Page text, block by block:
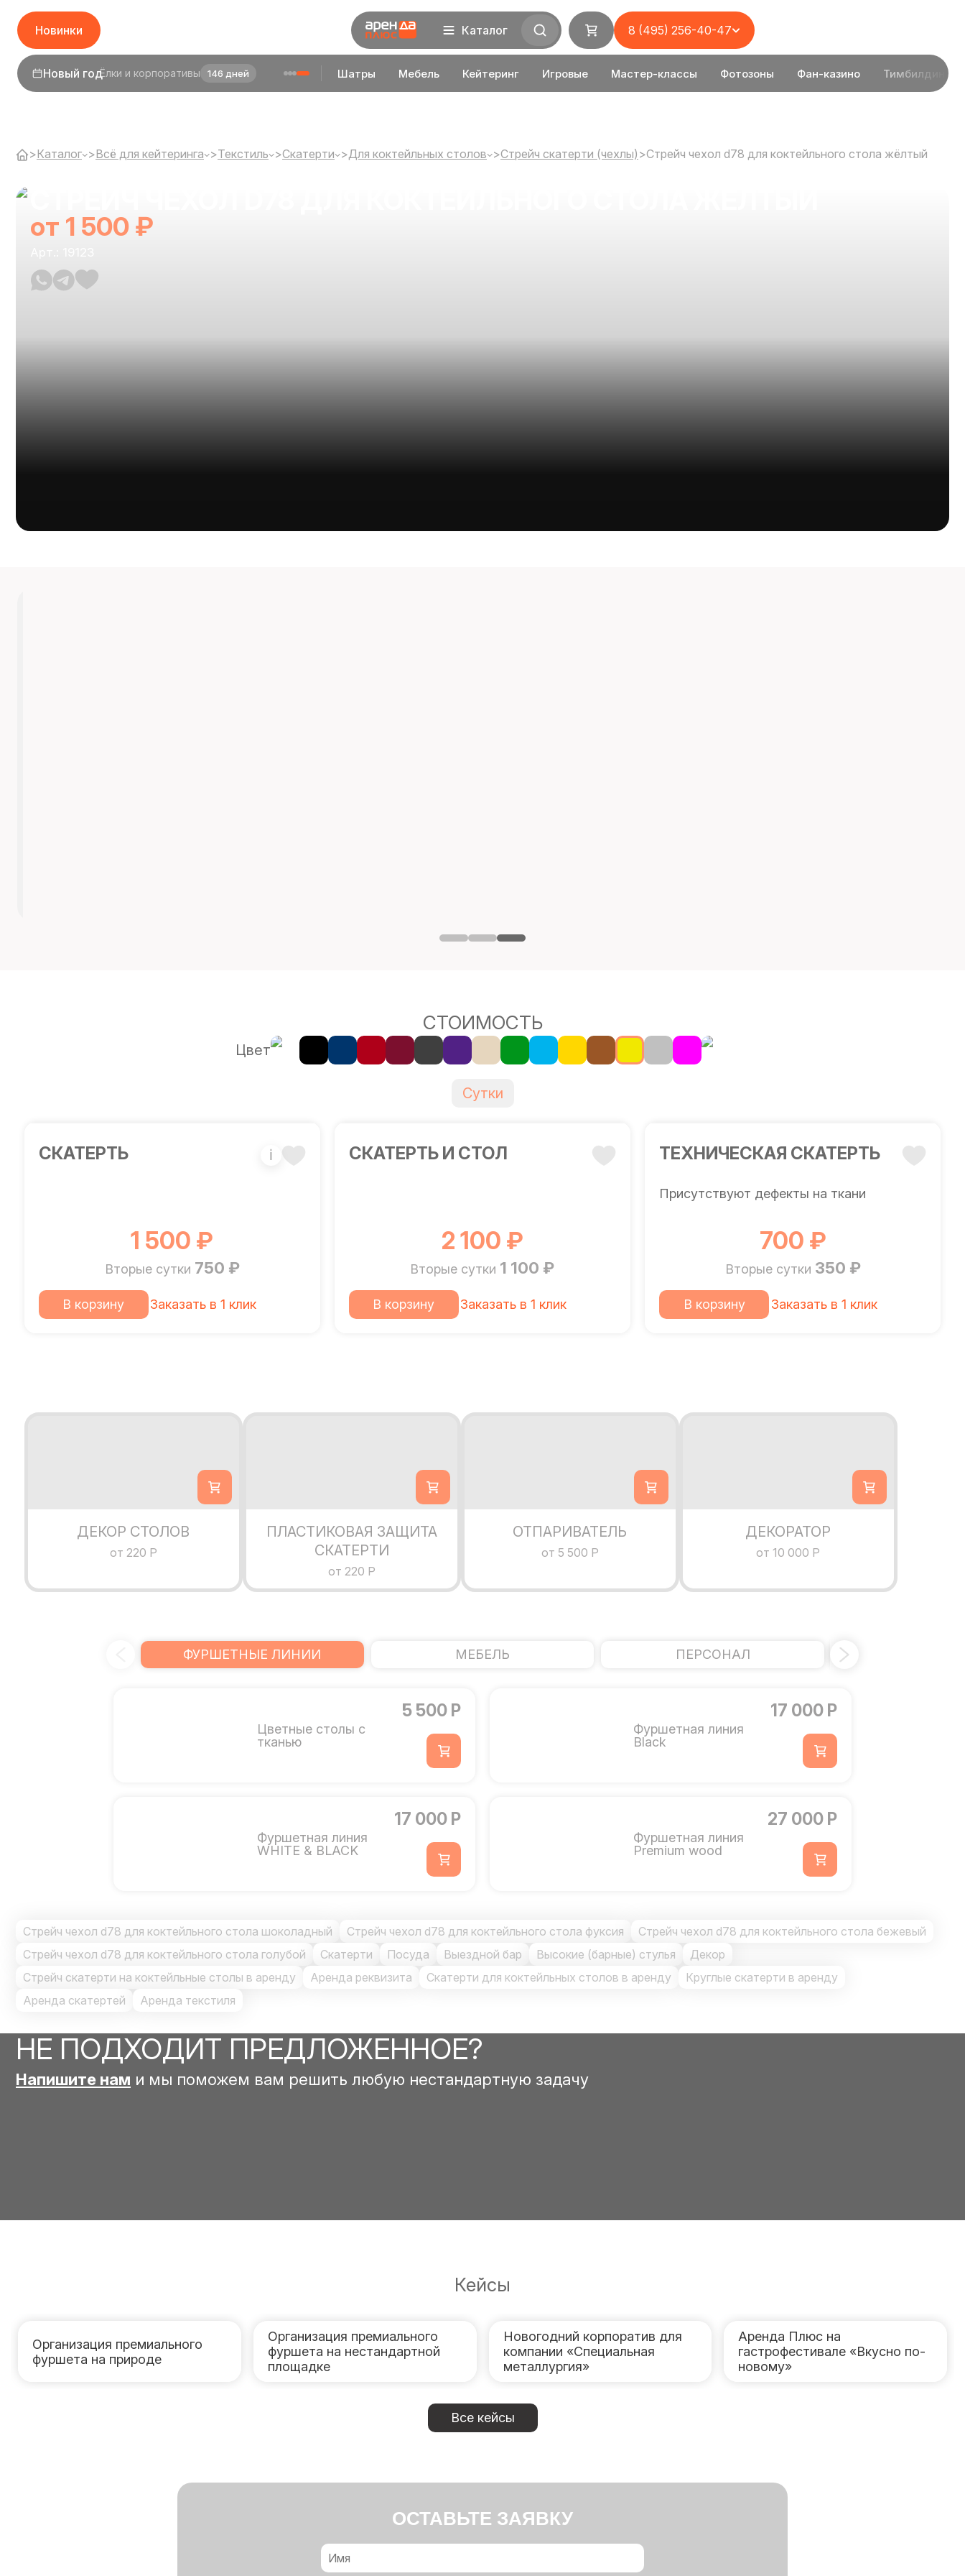
Новинки
Новый годЁлки и корпоративы 146 дней Шатры Мебель Кейтеринг Игровые Мастер-классы Фотозоны Фан-казино Тимбилдинг
Каталог 8 (495) 256-40-47
>Каталог >Всё для кейтеринга >Текстиль >Cкатерти >Для коктейльных столов >Стрейч скатерти (чехлы) >Стрейч чехол d78 для коктейльного стола жёлтый
от 1 500 ₽
СТОИМОСТЬ
Цвет
Сутки
CКАТЕРТЬ i
1 500 ₽
Вторые сутки 750 ₽
В корзину Заказать в 1 клик
CКАТЕРТЬ И СТОЛ
2 100 ₽
Вторые сутки 1 100 ₽
В корзину Заказать в 1 клик
ТЕХНИЧЕСКАЯ СКАТЕРТЬ
Присутствуют дефекты на ткани
700 ₽
Вторые сутки 350 ₽
В корзину Заказать в 1 клик
ДЕКОР СТОЛОВ
от 220 Р
ПЛАСТИКОВАЯ ЗАЩИТА
СКАТЕРТИ
от 220 Р
ОТПАРИВАТЕЛЬ
от 5 500 Р
ДЕКОРАТОР
от 10 000 Р
ФУРШЕТНЫЕ ЛИНИИ МЕБЕЛЬ ПЕРСОНАЛ
Цветные столы с
тканью
5 500 Р
Фуршетная линия
Black
17 000 Р
Фуршетная линия
WHITE & BLACK
17 000 Р
Фуршетная линия
Premium wood
27 000 Р
Стрейч чехол d78 для коктейльного стола шоколадный Стрейч чехол d78 для коктейльного стола фуксия
Стрейч чехол d78 для коктейльного стола бежевый
Стрейч чехол d78 для коктейльного стола голубой
Скатерти Посуда Выездной бар Высокие (барные) стулья
Декор
Стрейч скатерти на коктейльные столы в аренду
Аренда реквизита Скатерти для коктейльных столов в аренду
Круглые скатерти в аренду
Аренда скатертей
Аренда текстиля
НЕ ПОДХОДИТ ПРЕДЛОЖЕННОЕ?
Напишите нам и мы поможем вам решить любую нестандартную задачу
Кейсы
Организация премиального
фуршета на природе
Организация премиального
фуршета на нестандартной
площадке
Новогодний корпоратив для
компании «Специальная
металлургия»
Аренда Плюс на
гастрофестивале «Вкусно по-
новому»
Все кейсы
ОСТАВЬТЕ ЗАЯВКУ